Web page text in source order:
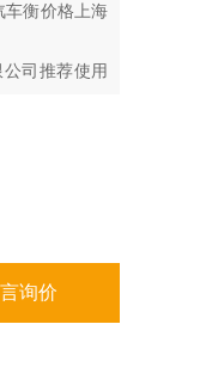
车衡价格上海
司推荐使用
业，世界综
研究制作的
个国家及地
询价